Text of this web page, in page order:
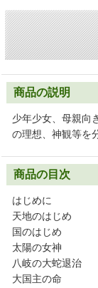
商品の説明
少年少女、母親向
の理想、神観等を
商品の目次
はじめに
天地のはじめ
国のはじめ
太陽の女神
八岐の大蛇退治
大国主の命